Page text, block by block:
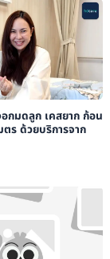
กมดลูก เคสยาก ก้อน
ร ด้วยบริการจาก